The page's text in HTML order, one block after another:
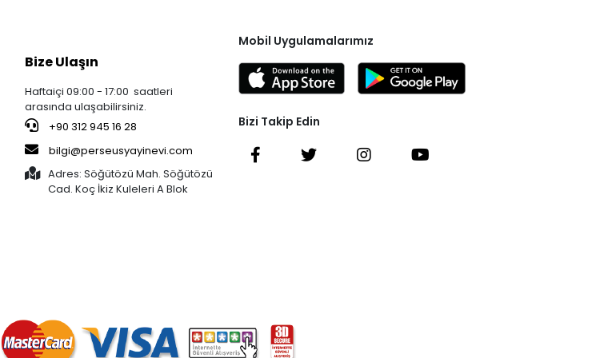
Bize Ulaşın
Haftaiçi 09:00 - 17:00 saatleri
arasında ulaşabilirsiniz.
+90 312 945 16 28
bilgi@perseusyayinevi.com
Adres: Söğütözü Mah. Söğütözü
Cad. Koç İkiz Kuleleri A Blok
Mobil Uygulamalarımız
Bizi Takip Edin